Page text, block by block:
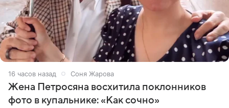
16 часов назад Соня Жарова
Жена Петросяна восхитила поклонников
фото в купальнике: «Как сочно»